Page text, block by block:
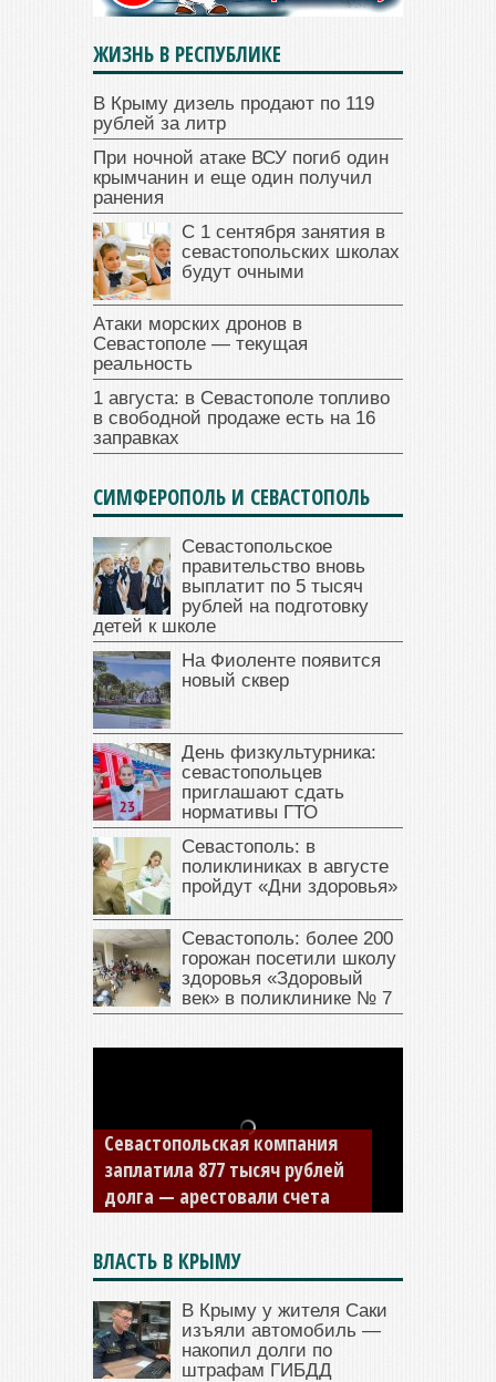
ЖИЗНЬ В РЕСПУБЛИКЕ
В Крыму дизель продают по 119
рублей за литр
При ночной атаке ВСУ погиб один
крымчанин и еще один получил
ранения
С 1 сентября занятия в
севастопольских школах
будут очными
Атаки морских дронов в
Севастополе — текущая
реальность
1 августа: в Севастополе топливо
в свободной продаже есть на 16
заправках
СИМФЕРОПОЛЬ И СЕВАСТОПОЛЬ
Севастопольское
правительство вновь
выплатит по 5 тысяч
рублей на подготовку
детей к школе
На Фиоленте появится
новый сквер
День физкультурника:
севастопольцев
приглашают сдать
нормативы ГТО
Севастополь: в
поликлиниках в августе
пройдут «Дни здоровья»
Севастополь: более 200
горожан посетили школу
здоровья «Здоровый
век» в поликлинике № 7
Севастопольская компания
заплатила 877 тысяч рублей
долга — арестовали счета
ВЛАСТЬ В КРЫМУ
В Крыму у жителя Саки
изъяли автомобиль —
накопил долги по
штрафам ГИБДД